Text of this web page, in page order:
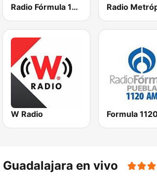
Radio Fórmula 103.3 FM
W Radio Formula
en vivo